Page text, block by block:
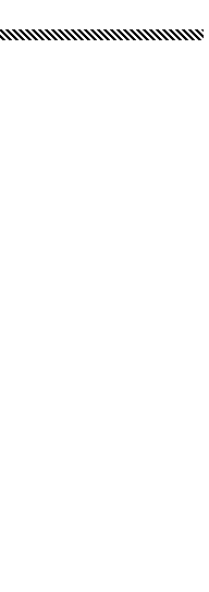
वार्षिक बजट आवंट...
मुख्य अतिथि होंगे उ...